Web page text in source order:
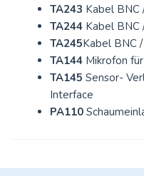
TA243 Kabel BNC
TA244 Kabel BNC
TA245Kabel BNC
TA144 Mikrofon
TA145 Sensor-
Interface
PA110